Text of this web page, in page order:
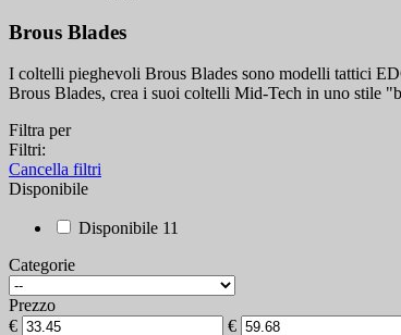
Brous Blades
I coltelli pieghevoli Brous Blades sono modelli tattici
Brous Blades, crea i suoi coltelli Mid-Tech in uno stile
Filtra per
Filtri:
Cancella filtri
Disponibile
Disponibile 11
Categorie
Prezzo
€
€